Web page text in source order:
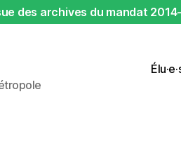
des archives du mandat